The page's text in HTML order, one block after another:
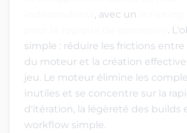
, avec un
.
simple : réduire les frictions
du moteur et la création
jeu. Le moteur élimine les
inutiles et se concentre sur la
d'itération, la légèreté des builds
workflow simple.